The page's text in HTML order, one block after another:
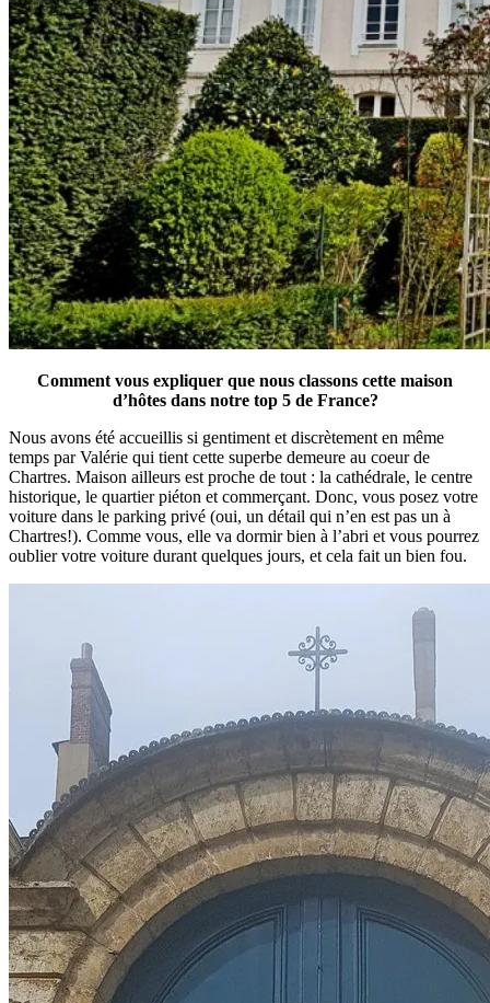
Comment vous expliquer que nous classons cette maison
d’hôtes dans notre top 5 de France?
Nous avons été accueillis si gentiment et discrètement en même
temps par Valérie qui tient cette superbe demeure au coeur de
Chartres. Maison ailleurs est proche de tout : la cathédrale, le centre
historique, le quartier piéton et commerçant. Donc, vous posez votre
voiture dans le parking privé (oui, un détail qui n’en est pas un à
Chartres!). Comme vous, elle va dormir bien à l’abri et vous pourrez
oublier votre voiture durant quelques jours, et cela fait un bien fou.